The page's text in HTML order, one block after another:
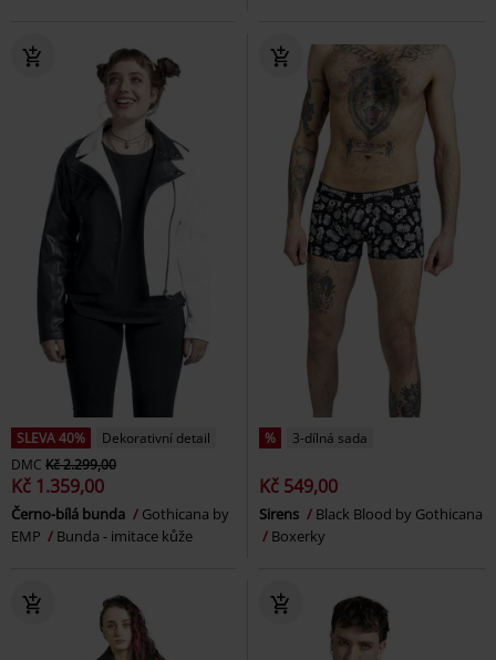
SLEVA 40%
Dekorativní detail
DMC Kč 2.299,00
Kč 1.359,00
Černo-bílá bunda
Gothicana by
EMP
Bunda - imitace kůže
% 3-dílná sada
Kč 549,00
Sirens
Black Blood by Gothicana
Boxerky